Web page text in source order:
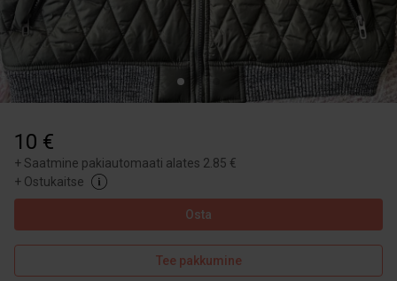
10 €
+Saatmine pakiautomaati alates 2.85 €
+ Ostukaitse
Osta
Tee pakkumine